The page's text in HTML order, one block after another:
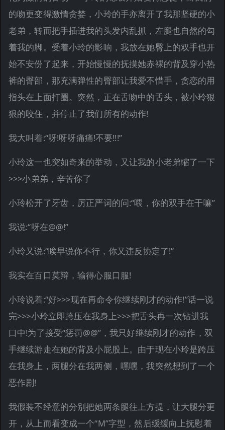
的吻更变得激情贪婪，小玲的手亦离开了我那坚硬的小
老弟，转而把手插进我的头发内乱抓，左腿也自然的勾
着我的脚。受着小玲的影响，我放在她臀上的双手也开
始不安份了起来，开始慢慢的抚摸她赤裸的背及穿小热
裤的臀部，那充满弹性的臀部让我爱不惜手，贪恋的用
指头在上面打圈。突然，正在舌吻中的舌头，被小玲狠
狠的咬住，并停止了我们所有的动作!
我大叫着:“呀!呀呀痛痛!不要!!!”
小玲这一也突如奇来的举动，又让我的小老弟缩了一下
>>>小弟弟，辛苦你了
小玲松开了牙齿，厉正严词的问:“喂，你的双手在干嘛”
我说:“呀在@@!”
小玲又说:“唉早说你不行，你又违反协定了!”
我实在百口莫辩，输得心服口服!
小玲说着:“好>>>现在再命令你继续刚才的动作!”话一说
完>>>小玲立即跨压在我身上>>>把舌头再一次钻进我
口中!为了接受“惩罚@@”，我只好继续刚才的动作，双
手继续游走在她的背及小屁股上。由于现在小玲是跨压
在我身上，两腿分在我两侧，嘿嘿，我突然想到了一个
恶作剧!
我假装不经意的分别把她两条腿往上方提，让大腿分更
开，从上而看变成一个“M”字型，然后缓缓向上抚慰着